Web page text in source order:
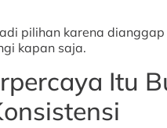
pilihan karena
kapan saja.
Itu